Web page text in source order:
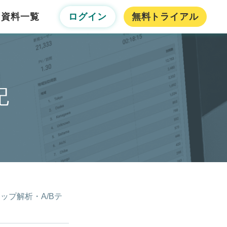
プ解析・A/Bテ
資料一覧 ログイン 無料トライアル